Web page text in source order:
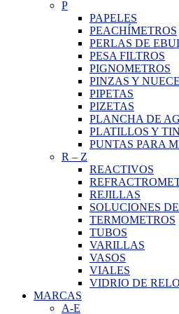
P
PAPELES
PEACHÍMETROS
PERLAS DE
PESA FILTROS
PIGNOMETROS
PINZAS Y
PIPETAS
PIZETAS
PLANCHA DE
PLATILLOS Y
PUNTAS PARA
R – Z
REACTIVOS
REJILLAS
SOLUCIONES
TERMOMETROS
TUBOS
VARILLAS
VASOS
VIALES
VIDRIO DE
MARCAS
A-E